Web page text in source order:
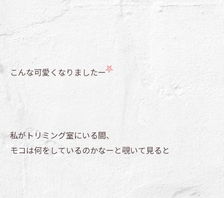
こんな可愛くなりましたー
私がトリミング室にいる間、
モコは何をしているのかなーと覗いて見ると